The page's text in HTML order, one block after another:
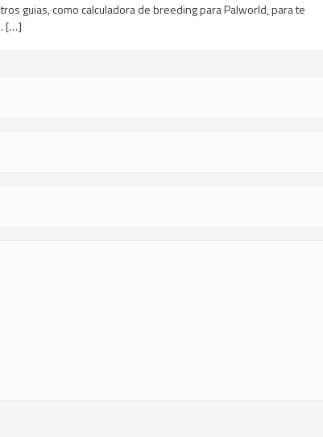
guias, como calculadora de breeding para Palworld, para te
[…]